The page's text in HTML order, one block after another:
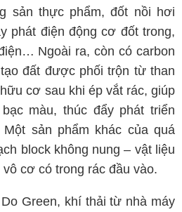
sản thực phẩm, đốt nồi hơi
phát điện động cơ đốt trong,
Ngoài ra, còn có carbon
đất được phối trộn từ than
cơ sau khi ép vắt rác, giúp
màu, thúc đẩy phát triển
sản phẩm khác của quá
block không nung – vật liệu
cơ có trong rác đầu vào.
Green, khí thải từ nhà máy